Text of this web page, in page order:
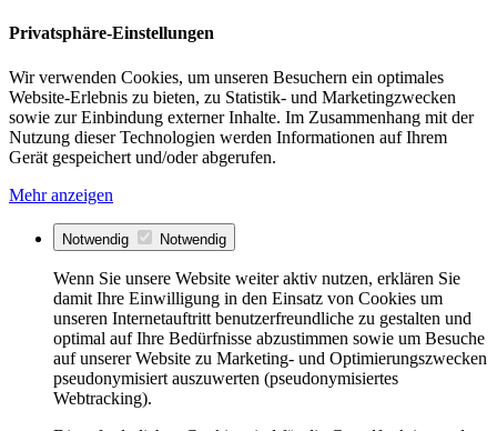
Privatsphäre-Einstellungen
Wir verwenden Cookies, um unseren Besuchern ein optimales
Website-Erlebnis zu bieten, zu Statistik- und Marketingzwecken
sowie zur Einbindung externer Inhalte. Im Zusammenhang mit der
Nutzung dieser Technologien werden Informationen auf Ihrem
Gerät gespeichert und/oder abgerufen.
Mehr anzeigen
Notwendig Notwendig
Wenn Sie unsere Website weiter aktiv nutzen, erklären Sie
damit Ihre Einwilligung in den Einsatz von Cookies um
unseren Internetauftritt benutzerfreundliche zu gestalten und
optimal auf Ihre Bedürfnisse abzustimmen sowie um Besuche
auf unserer Website zu Marketing- und Optimierungszwecken
pseudonymisiert auszuwerten (pseudonymisiertes
Webtracking).